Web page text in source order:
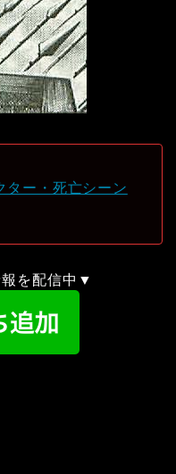
ター・死亡シーン
を配信中▼